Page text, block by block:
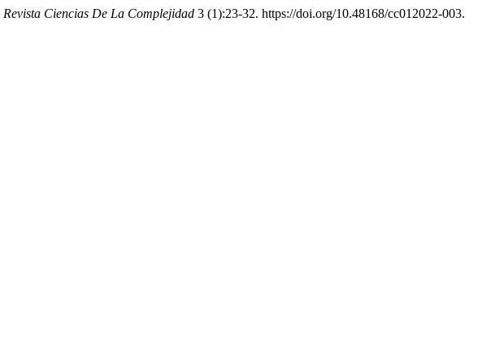
Revista Ciencias De La Complejidad 3 (1):23-32. https://doi.org/10.48168/cc012022-003.